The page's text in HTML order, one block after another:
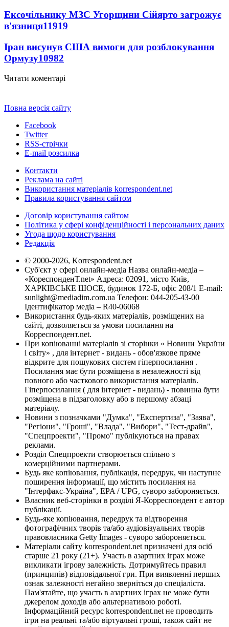
Ексочільнику МЗС Угорщини Сійярто загрожує
в'язниця11919
Іран висунув США вимоги для розблокування
Ормузу10982
Читати коментарі
Повна версія сайту
Facebook
Twitter
RSS-стрічки
E-mail розсилка
Контакти
Реклама на сайті
Використання матеріалів korrespondent.net
Правила користування сайтом
Договір користування сайтом
Політика у сфері конфіденційності і персональних даних
Угода щодо користування
Редакція
© 2000-2026, Korrespondent.net
Суб'єкт у сфері онлайн-медіа Назва онлайн-медіа –
«КореспонденТ.net» Адреса: 02091, місто Київ,
ХАРКІВСЬКЕ ШОСЕ, будинок 172-Б, офіс 208/1 E-mail:
sunlight@mediadim.com.ua Телефон: 044-205-43-00
Ідентифікатор медіа – R40-06068
Використання будь-яких матеріалів, розміщених на
сайті, дозволяється за умови посилання на
Корреспондент.net.
При копіюванні матеріалів зі сторінки « Новини України
і світу» , для інтернет - видань - обов'язкове пряме
відкрите для пошукових систем гіперпосилання .
Посилання має бути розміщена в незалежності від
повного або часткового використання матеріалів.
Гіперпосилання ( для інтернет - видань) - повинна бути
розміщена в підзаголовку або в першому абзаці
матеріалу.
Новини з позначками "Думка", "Експертиза", "Заява",
"Регіони", "Гроші", "Влада", "Вибори", "Тест-драйв",
"Спецпроекти", "Промо" публікуються на правах
реклами.
Розділ Спецпроекти створюється спільно з
комерційними партнерами.
Будь яке копіювання, публікація, передрук, чи наступне
поширення інформації, що містить посилання на
"Інтерфакс-Україна", EPA / UPG, суворо забороняється.
Власник веб-сторінки в розділі Я-Корреспондент є автор
публікації.
Будь-яке копіювання, передрук та відтворення
фотографічних творів та/або аудіовізуальних творів
правовласника Getty Images - суворо забороняється.
Матеріали сайту korrespondent.net призначені для осіб
старше 21 року (21+). Участь в азартних іграх може
викликати ігрову залежність. Дотримуйтесь правил
(принципів) відповідальної гри. При виявленні перших
ознак залежності негайно зверніться до спеціаліста.
Пам'ятайте, що участь в азартних іграх не може бути
джерелом доходів або альтернативою роботі.
Інформаційний ресурс korrespondent.net не проводить
ігри на реальні та/або віртуальні гроші, також сайт не